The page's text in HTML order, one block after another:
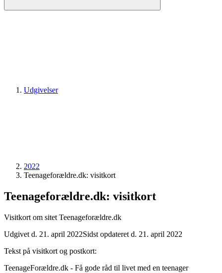
Udgivelser
2022
Teenageforældre.dk: visitkort
Teenageforældre.dk: visitkort
Visitkort om sitet Teenageforældre.dk
Udgivet d. 21. april 2022Sidst opdateret d. 21. april 2022
Tekst på visitkort og postkort:
TeenageForældre.dk - Få gode råd til livet med en teenager